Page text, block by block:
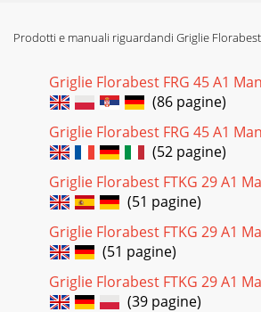
28Furnitura/MontajulFRG 45
protecţie contra vântului2 1 grătar de
grătar metalic (inclusiv 2 mânere)4
Pagina 25 - Zbrinjavanje/
29MontajulFRG 45 A1ROMaterial necesar
montajCleşteŞurubelniţă steaCheie ﬁ xă
mmATENŢIECapetele şuruburilor ar
Pagina 26
30MontajulFRG 45 A1RO Pasul
suportului ►6 trebuie să ﬁ e orientată în
9) trebuie să ﬁ e rotite astfel încât sc
Prodotti e manuali riguardandi Griglie Florabest
Griglie Florabest FRG 45 A1
(86 pagine)
Griglie Florabest FRG 45 A1
(52 pagine)
Griglie Florabest FTKG 29 A1
(51 pagine)
Griglie Florabest FTKG 29 A1
(51 pagine)
Griglie Florabest FTKG 29 A1
(39 pagine)